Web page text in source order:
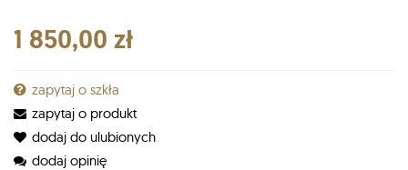
1 850,00 zł
zapytaj o szkła
zapytaj o produkt
dodaj do ulubionych
dodaj opinię